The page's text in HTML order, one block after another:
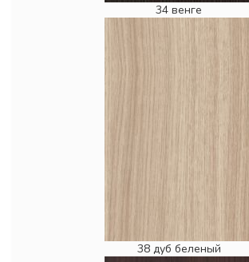
34 венге
38 дуб беленый